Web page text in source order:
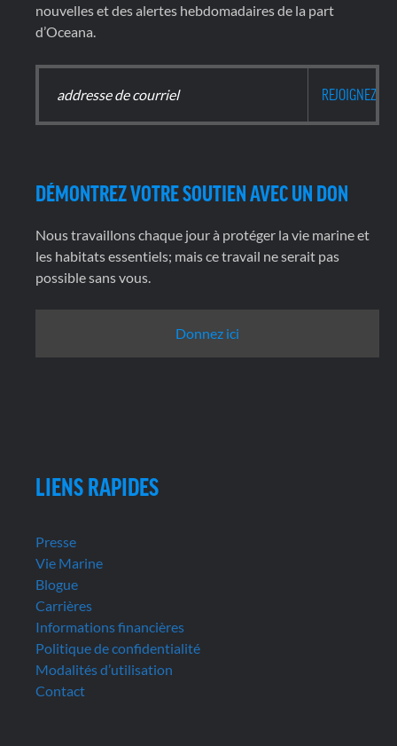
nouvelles et des alertes hebdomadaires de la part
d’Oceana.
DÉMONTREZ VOTRE SOUTIEN AVEC UN DON
Nous travaillons chaque jour à protéger la vie marine et
les habitats essentiels; mais ce travail ne serait pas
possible sans vous.
Donnez ici
LIENS RAPIDES
Presse
Vie Marine
Blogue
Carrières
Informations financières
Politique de confidentialité
Modalités d’utilisation
Contact